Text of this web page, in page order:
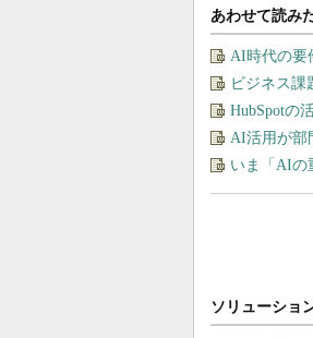
あわせて読み
AI時代の要
ビジネス課
HubSpotの
AI活用が部
いま「AIの